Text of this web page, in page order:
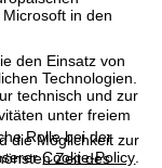
in den
den Einsatz von
Technologien.
technisch und zur
die Möglichkeit zur
Cookie-Policy
unter freiem
Rolle bei der
Zeit des